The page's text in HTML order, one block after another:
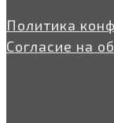
Политика
Согласие на